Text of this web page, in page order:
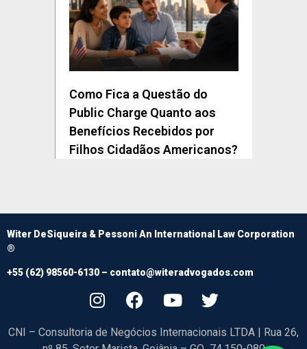
Como Fica a Questão do
Public Charge Quanto aos
Benefícios Recebidos por
Filhos Cidadãos Americanos?
Witer DeSiqueira & Pessoni An International Law Corporation
®
+55 (62) 98560-6130 – contato@witeradvogados.com
CNI – Consultoria de Negócios Internacionais LTDA | Rua 26,